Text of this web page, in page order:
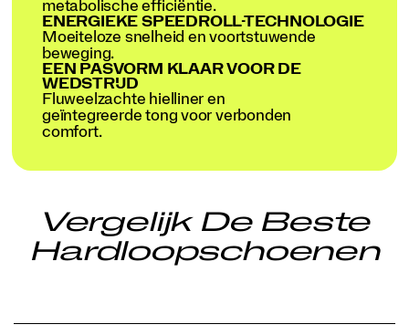
metabolische efficiëntie.
ENERGIEKE SPEEDROLL-TECHNOLOGIE
Moeiteloze snelheid en voortstuwende
beweging.
EEN PASVORM KLAAR VOOR DE
WEDSTRIJD
Fluweelzachte hielliner en
geïntegreerde tong voor verbonden
comfort.
Vergelijk De Beste
Hardloopschoenen